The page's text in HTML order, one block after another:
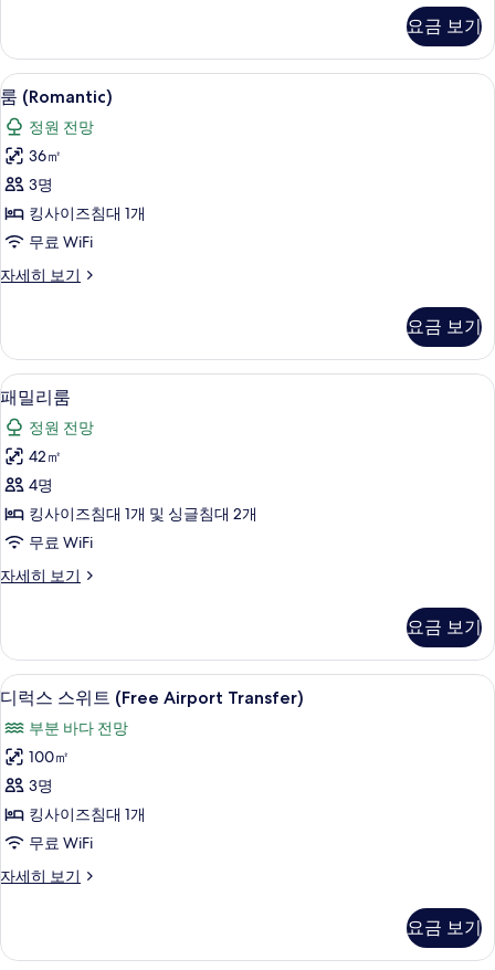
기
자
세
히
보
기
요금 보기
룸
(Romantic)
사
진
모
두
보
기
룸 (Romantic) | 미니바, 객실 내 금고,
6
룸 (Romantic)
정원 전망
36㎡
3명
킹사이즈침대 1개
무료 WiFi
자세히 보기
룸
히
보
기
요금 보기
패
밀
리
룸
사
진
모
두
기
패밀리룸 | 미니바, 객실 내 금고, 책상,
6
패밀리룸
정원 전망
42㎡
4명
킹사이즈침대 1개 및 싱글침대 2개
무료 WiFi
자세히 보기
패
자
세
히
보
기
요금 보기
디
럭
스
스
위
트
(Free
Airport
진
디럭스 스위트 (Free Airport Transfer)
11
디럭스 스위트 (Free Airport Transfer)
부분 바다 전망
100㎡
3명
킹사이즈침대 1개
무료 WiFi
자세히 보기
디
위
요금 보기